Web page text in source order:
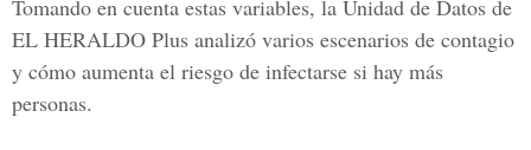
Tomando en cuenta estas variables, la Unidad de Datos de
EL HERALDO Plus analizó varios escenarios de contagio
y cómo aumenta el riesgo de infectarse si hay más
personas.